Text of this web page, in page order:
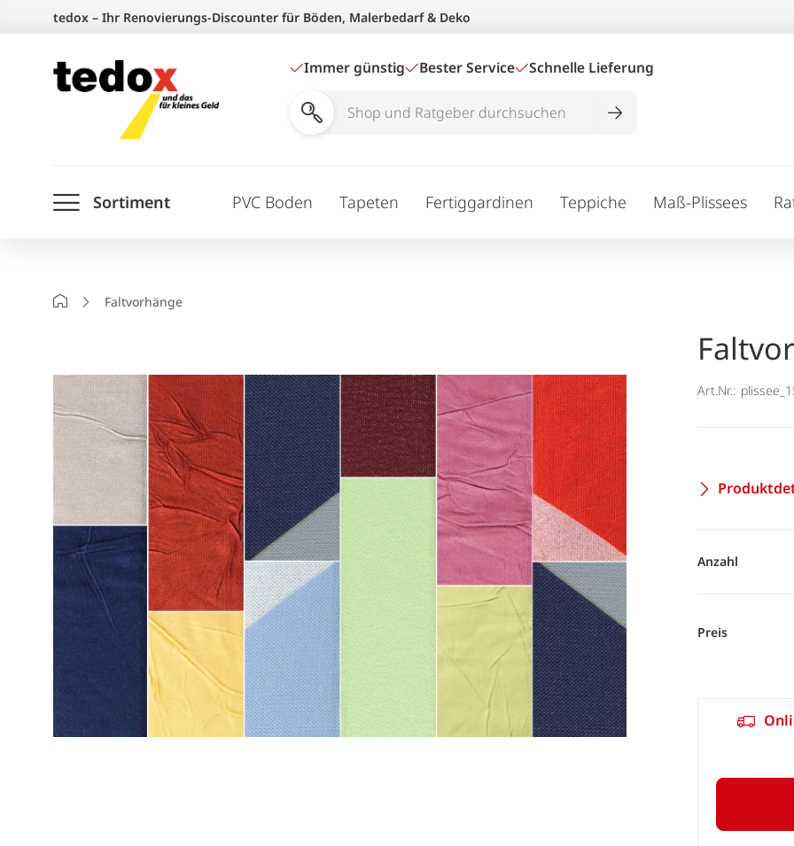
springen
tedox – Ihr Renovierungs-Discounter für Böden, Malerbedarf & Deko
Immer günstig Bester Service Schnelle Lieferung
Shop
durchsuchen
Sortiment PVC Boden Tapeten Fertiggardinen Teppiche Maß-Plissees
StartseiteFaltvorhänge
Art.Nr.:
Anzahl
Preis